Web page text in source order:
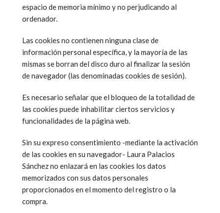
espacio de memoria mínimo y no perjudicando al
ordenador.
Las cookies no contienen ninguna clase de
información personal específica, y la mayoría de las
mismas se borran del disco duro al finalizar la sesión
de navegador (las denominadas cookies de sesión).
Es necesario señalar que el bloqueo de la totalidad de
las cookies puede inhabilitar ciertos servicios y
funcionalidades de la página web.
Sin su expreso consentimiento -mediante la activación
de las cookies en su navegador- Laura Palacios
Sánchez no enlazará en las cookies los datos
memorizados con sus datos personales
proporcionados en el momento del registro o la
compra.